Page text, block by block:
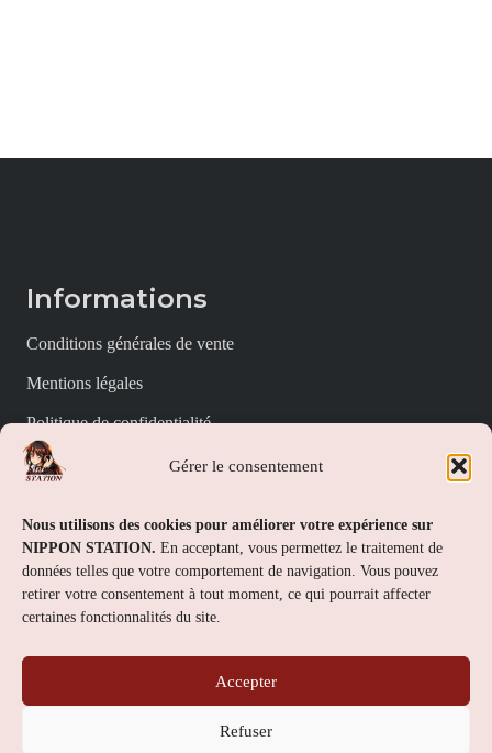
Gérer le consentement
Nous utilisons des cookies pour améliorer votre expérience sur
NIPPON STATION. En acceptant, vous permettez le traitement de
données telles que votre comportement de navigation. Vous pouvez
retirer votre consentement à tout moment, ce qui pourrait affecter
certaines fonctionnalités du site.
Accepter
Refuser
Informations
Conditions générales de vente
Mentions légales
Politique de confidentialité
Politique de cookies (UE)
Nippon Station
À propos
FAQs
Contact